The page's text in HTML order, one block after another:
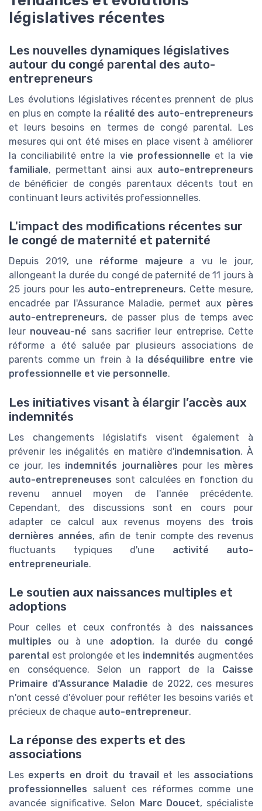
législatives récentes
Les nouvelles dynamiques législatives
autour du congé parental des auto-
entrepreneurs
Les évolutions législatives récentes prennent de plus
en plus en compte la réalité des auto-entrepreneurs
et leurs besoins en termes de congé parental. Les
mesures qui ont été mises en place visent à améliorer
la conciliabilité entre la vie professionnelle et la vie
familiale, permettant ainsi aux auto-entrepreneurs
de bénéficier de congés parentaux décents tout en
continuant leurs activités professionnelles.
L'impact des modifications récentes sur
le congé de maternité et paternité
Depuis 2019, une réforme majeure a vu le jour,
allongeant la durée du congé de paternité de 11 jours à
25 jours pour les auto-entrepreneurs. Cette mesure,
encadrée par l'Assurance Maladie, permet aux pères
auto-entrepreneurs, de passer plus de temps avec
leur nouveau-né sans sacrifier leur entreprise. Cette
réforme a été saluée par plusieurs associations de
parents comme un frein à la déséquilibre entre vie
professionnelle et vie personnelle.
Les initiatives visant à élargir l’accès aux
indemnités
Les changements législatifs visent également à
prévenir les inégalités en matière d'indemnisation. À
ce jour, les indemnités journalières pour les mères
auto-entrepreneuses sont calculées en fonction du
revenu annuel moyen de l'année précédente.
Cependant, des discussions sont en cours pour
adapter ce calcul aux revenus moyens des trois
dernières années, afin de tenir compte des revenus
fluctuants typiques d'une activité auto-
entrepreneuriale.
Le soutien aux naissances multiples et
adoptions
Pour celles et ceux confrontés à des naissances
multiples ou à une adoption, la durée du congé
parental est prolongée et les indemnités augmentées
en conséquence. Selon un rapport de la Caisse
Primaire d'Assurance Maladie de 2022, ces mesures
n'ont cessé d'évoluer pour refléter les besoins variés et
précieux de chaque auto-entrepreneur.
La réponse des experts et des
associations
Les experts en droit du travailet les associations
professionnelles saluent ces réformes comme une
avancée significative. Selon Marc Doucet, spécialiste